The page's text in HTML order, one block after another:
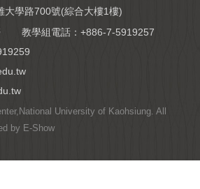
大學路700號(綜合大樓1樓)
教學組電話： +886-7-5919257
University of Kaohsiung. All
by E-Show